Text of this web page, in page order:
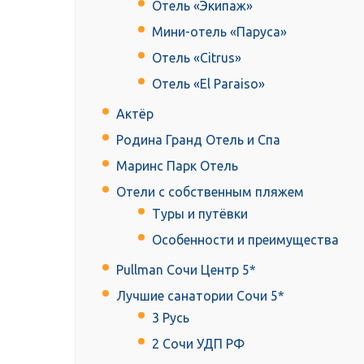
Отель «Экипаж»
Мини-отель «Паруса»
Отель «Citrus»
Отель «El Paraiso»
Актёр
Родина Гранд Отель и Спа
Маринс Парк Отель
Отели с собственным пляжем
Туры и путёвки
Особенности и преимущества
Pullman Сочи Центр 5*
Лучшие санатории Сочи 5*
3 Русь
2 Сочи УДП РФ